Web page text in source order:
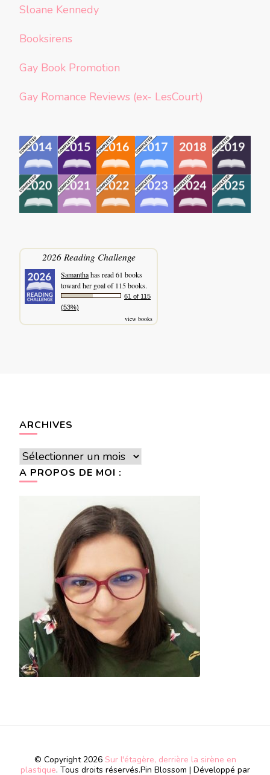
Sloane Kennedy
Booksirens
Gay Book Promotion
Gay Romance Reviews (ex- LesCourt)
2026 Reading Challenge
Samanthahas read 61 books
toward her goal of 115 books.
61 of 115
(53%)
view books
ARCHIVES
Archives
A PROPOS DE MOI :
© Copyright 2026 Sur l'étagère, derrière la sirène en
plastique. Tous droits réservés.Pin Blossom | Développé par